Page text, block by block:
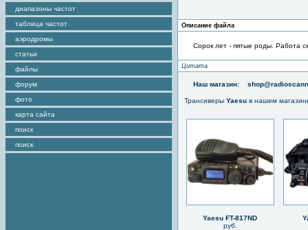
диапазоны частот
таблица частот
аэродромы
статьи
файлы
форум
фото
карта сайта
поиск
поиск
Описание файла
Сорок лет - пятые роды. Работа
Цитата
Наш магазин:
Трансиверы Yaesu в нашем
Yaesu FT-817ND
руб.